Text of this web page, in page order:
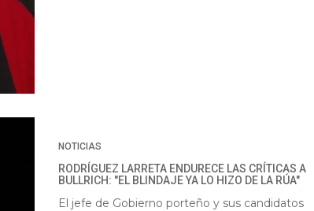
NOTICIAS
RODRÍGUEZ LARRETA ENDURECE LAS CRÍTICAS A
BULLRICH: "EL BLINDAJE YA LO HIZO DE LA RÚA"
El jefe de Gobierno porteño y sus candidatos